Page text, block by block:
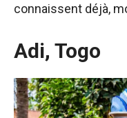
connaissent déjà,
Adi, Togo